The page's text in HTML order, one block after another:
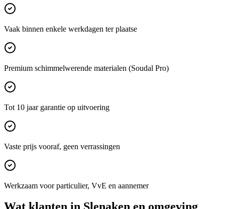
Vaak binnen enkele werkdagen ter plaatse
Premium schimmelwerende materialen (Soudal Pro)
Tot 10 jaar garantie op uitvoering
Vaste prijs vooraf, geen verrassingen
Werkzaam voor particulier, VvE en aannemer